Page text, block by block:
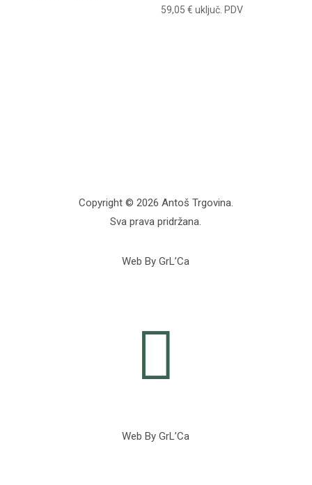
59,05€ uključ. PDV
Copyright © 2026 Antoš Trgovina.
Sva prava pridržana.
Web By GrL’Ca

Web By GrL’Ca